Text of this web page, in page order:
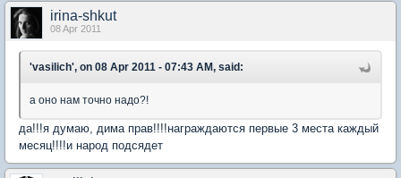
irina-shkut
08 Apr 2011
'vasilich', on 08 Apr 2011 - 07:43 AM, said:
а оно нам точно надо?!
да!!!я думаю, дима прав!!!!награждаются первые 3 места каждый
месяц!!!!и народ подсядет